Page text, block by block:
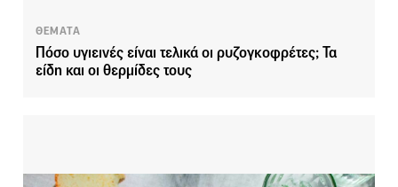
ΘΕΜΑΤΑ
Πόσο υγιεινές είναι τελικά οι ρυζογκοφρέτες; Τα
είδη και οι θερμίδες τους